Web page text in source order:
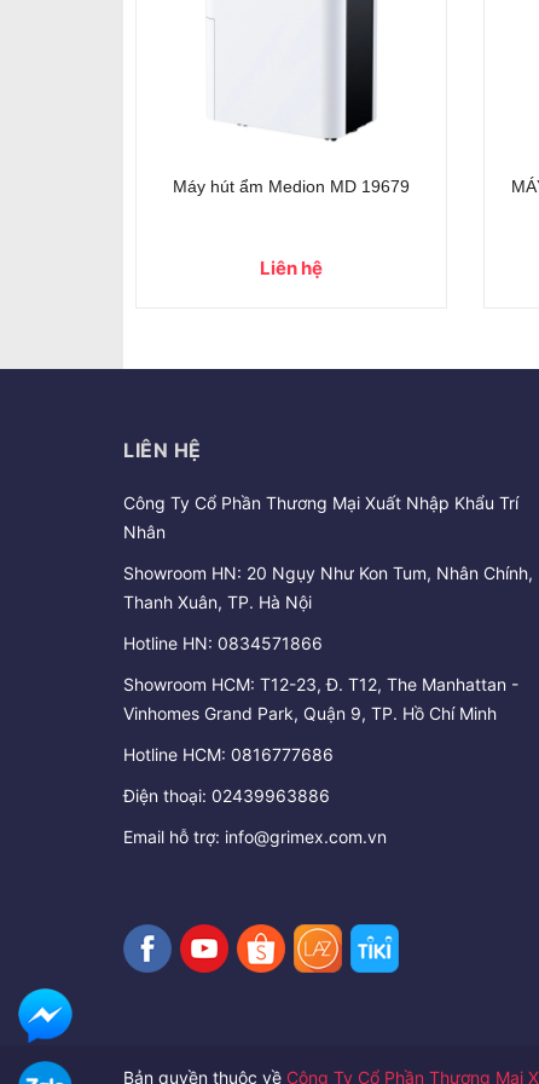
Máy hút ẩm Medion MD 19679
Liên hệ
LIÊN HỆ
Công Ty Cổ Phần Thương Mại Xuất Nhập Khẩu Trí
Nhân
Showroom HN: 20 Ngụy Như Kon Tum, Nhân Chính,
Thanh Xuân, TP. Hà Nội
Hotline HN: 0834571866
Showroom HCM: T12-23, Đ. T12, The Manhattan -
Vinhomes Grand Park, Quận 9, TP. Hồ Chí Minh
Hotline HCM: 0816777686
Điện thoại: 02439963886
Email hỗ trợ: info@grimex.com.vn
Bản quyền thuộc về Công Ty Cổ Phần Thương Mại